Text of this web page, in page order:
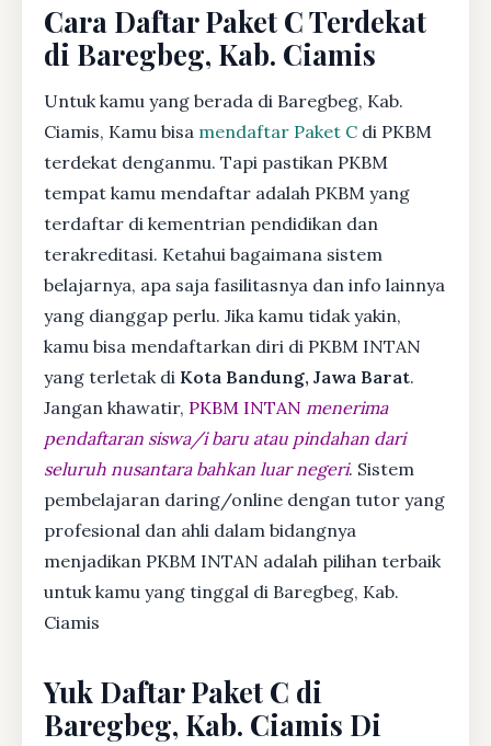
Cara Daftar Paket C Terdekat
di Baregbeg, Kab. Ciamis
Untuk kamu yang berada di Baregbeg, Kab.
Ciamis, Kamu bisa mendaftar Paket C di PKBM
terdekat denganmu. Tapi pastikan PKBM
tempat kamu mendaftar adalah PKBM yang
terdaftar di kementrian pendidikan dan
terakreditasi. Ketahui bagaimana sistem
belajarnya, apa saja fasilitasnya dan info lainnya
yang dianggap perlu. Jika kamu tidak yakin,
kamu bisa mendaftarkan diri di PKBM INTAN
yang terletak di Kota Bandung, Jawa Barat.
Jangan khawatir, PKBM INTAN menerima
pendaftaran siswa/i baru atau pindahan dari
seluruh nusantara bahkan luar negeri. Sistem
pembelajaran daring/online dengan tutor yang
profesional dan ahli dalam bidangnya
menjadikan PKBM INTAN adalah pilihan terbaik
untuk kamu yang tinggal di Baregbeg, Kab.
Ciamis
Yuk Daftar Paket C di
Baregbeg, Kab. Ciamis Di